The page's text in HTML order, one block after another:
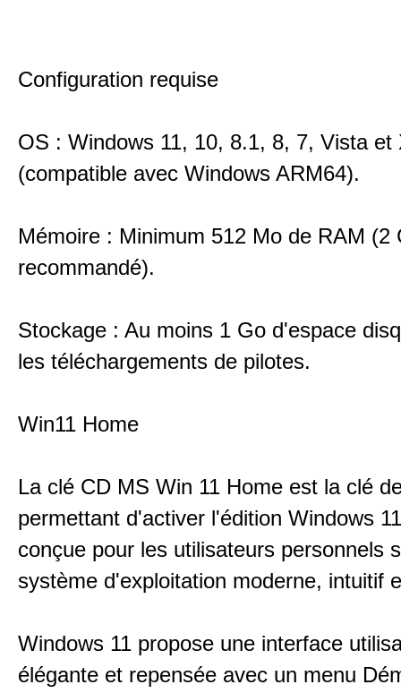
Configuration requise
OS : Windows 11, 10, 8.1, 8, 7, Vista et
(compatible avec Windows ARM64).
Mémoire : Minimum 512 Mo de RAM (2
recommandé).
Stockage : Au moins 1 Go d'espace
les téléchargements de pilotes.
Win11 Home
La clé CD MS Win 11 Home est la clé
permettant d'activer l'édition Windows
conçue pour les utilisateurs personnels
système d'exploitation moderne, intuitif
Windows 11 propose une interface
élégante et repensée avec un menu